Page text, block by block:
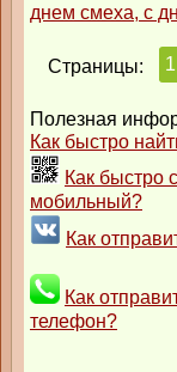
днем смеха, с
Страницы: 1
Полезная
Как быстро
Как быстро
мобильный?
Как
Как
телефон?